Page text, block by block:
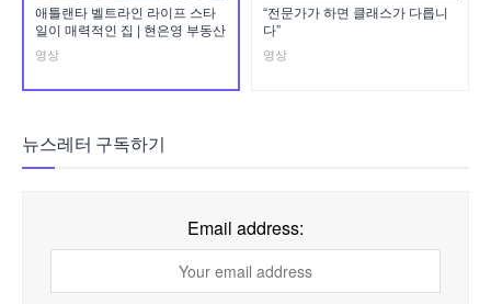
애틀랜타 벨트라인 라이프 스타
일이 매력적인 집 | 현은영 부동산
영상
“전문가가 하면 클래스가 다릅니
다”
영상
뉴스레터 구독하기
Email address: